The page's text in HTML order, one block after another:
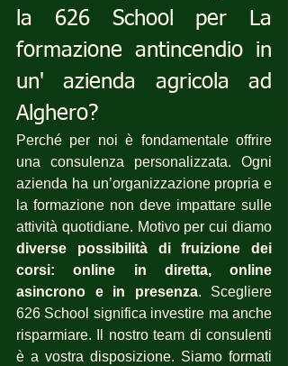
la 626 School per La
formazione antincendio in
un' azienda agricola ad
Alghero?
Perché per noi è fondamentale offrire
una consulenza personalizzata. Ogni
azienda ha un’organizzazione propria e
la formazione non deve impattare sulle
diverse possibilità di fruizione dei
corsi: online in diretta, online
asincrono e in presenza. Scegliere
626 School significa investire ma anche
risparmiare. Il nostro team di consulenti
è a vostra disposizione. Siamo formati